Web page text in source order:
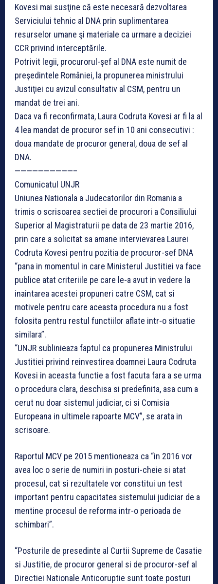
Kovesi mai susţine că este necesară dezvoltarea
Serviciului tehnic al DNA prin suplimentarea
resurselor umane şi materiale ca urmare a deciziei
CCR privind interceptările.
Potrivit legii, procurorul-şef al DNA este numit de
preşedintele României, la propunerea ministrului
Justiţiei cu avizul consultativ al CSM, pentru un
mandat de trei ani.
Daca va fi reconfirmata, Laura Codruta Kovesi ar fi la al
4 lea mandat de procuror sef in 10 ani consecutivi :
doua mandate de procuror general, doua de sef al
DNA.
——————————–
Comunicatul UNJR
Uniunea Nationala a Judecatorilor din Romania a
trimis o scrisoarea sectiei de procurori a Consiliului
Superior al Magistraturii pe data de 23 martie 2016,
prin care a solicitat sa amane intervievarea Laurei
Codruta Kovesi pentru pozitia de procuror-sef DNA
“pana in momentul in care Ministerul Justitiei va face
publice atat criteriile pe care le-a avut in vedere la
inaintarea acestei propuneri catre CSM, cat si
motivele pentru care aceasta procedura nu a fost
folosita pentru restul functiilor aflate intr-o situatie
similara”.
“UNJR sublinieaza faptul ca propunerea Ministrului
Justitiei privind reinvestirea doamnei Laura Codruta
Kovesi in aceasta functie a fost facuta fara a se urma
o procedura clara, deschisa si predefinita, asa cum a
cerut nu doar sistemul judiciar, ci si Comisia
Europeana in ultimele rapoarte MCV”, se arata in
scrisoare.
Raportul MCV pe 2015 mentioneaza ca “in 2016 vor
avea loc o serie de numiri in posturi-cheie si atat
procesul, cat si rezultatele vor constitui un test
important pentru capacitatea sistemului judiciar de a
mentine procesul de reforma intr-o perioada de
schimbari”.
“Posturile de presedinte al Curtii Supreme de Casatie
si Justitie, de procuror general si de procuror-sef al
Directiei Nationale Anticoruptie sunt toate posturi